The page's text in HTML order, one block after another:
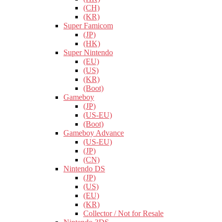
(CH)
(KR)
Super Famicom
(JP)
(HK)
Super Nintendo
(EU)
(US)
(KR)
(Boot)
Gameboy
(JP)
(US-EU)
(Boot)
Gameboy Advance
(US-EU)
(JP)
(CN)
Nintendo DS
(JP)
(US)
(EU)
(KR)
Collector / Not for Resale